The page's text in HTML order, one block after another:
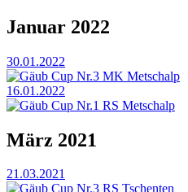
Januar 2022
30.01.2022
Gäub Cup Nr.3 MK Metschalp
16.01.2022
Gäub Cup Nr.1 RS Metschalp
März 2021
21.03.2021
Gäub Cup Nr.3 RS Tschenten